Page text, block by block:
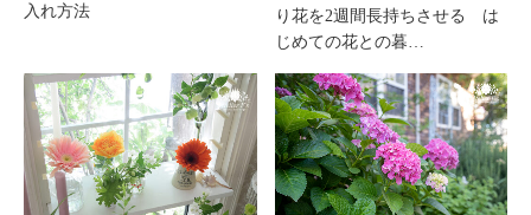
入れ方法
り花を2週間長持ちさせる は
じめての花との暮…